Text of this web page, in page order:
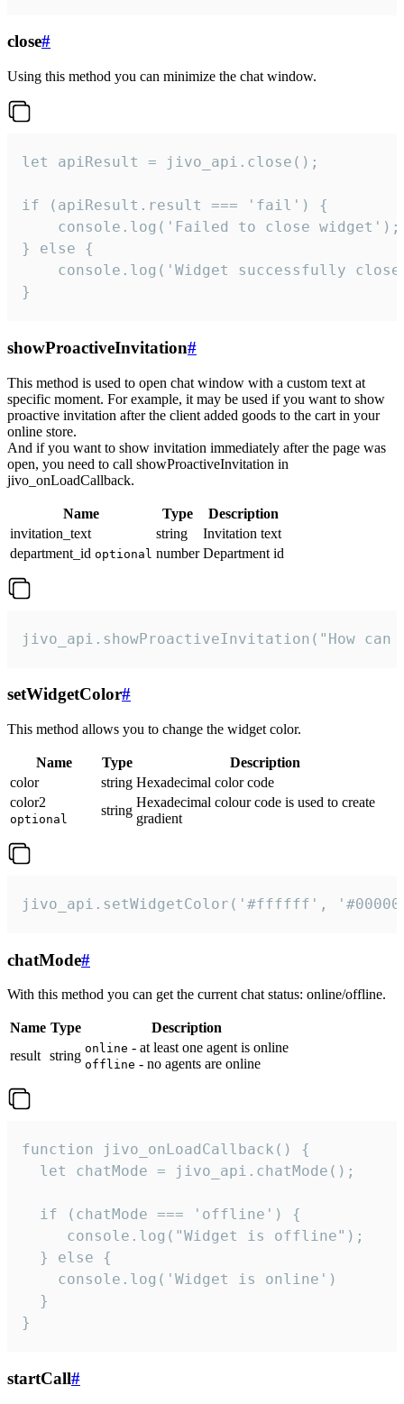
close#
Using this method you can minimize the chat window.
let apiResult = jivo_api.close();
if (apiResult.result === 'fail') {
    console.log('Failed to close widget');
} else {
console.log('Widget successfully
}
showProactiveInvitation#
This method is used to open chat window with a custom text at
specific moment. For example, it may be used if you want to show
proactive invitation after the client added goods to the cart in your
online store.
And if you want to show invitation immediately after the page was
open, you need to call showProactiveInvitation in
jivo_onLoadCallback.
Name Type
Description
invitation_text
string
Invitation text
department_id optional number Department id
jivo_api.showProactiveInvitation("How
setWidgetColor#
This method allows you to change the widget color.
Name Type
Description
color
string Hexadecimal color code
color2
optional
string
Hexadecimal colour code is used to create
gradient
jivo_api.setWidgetColor('#ffffff',
chatMode#
With this method you can get the current chat status: online/offline.
Name Type
Description
result string online - at least one agent is online
offline - no agents are online
function jivo_onLoadCallback() {
  let chatMode = jivo_api.chatMode();
  if (chatMode === 'offline') {
     console.log("Widget is offline");
  } else {
    console.log('Widget is online')
  }
}
startCall#